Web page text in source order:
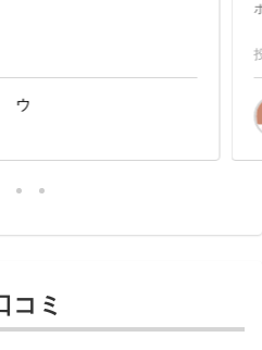
ウ
コミ